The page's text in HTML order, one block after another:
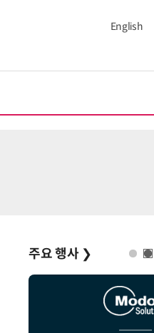
English
주요 행사 ❯